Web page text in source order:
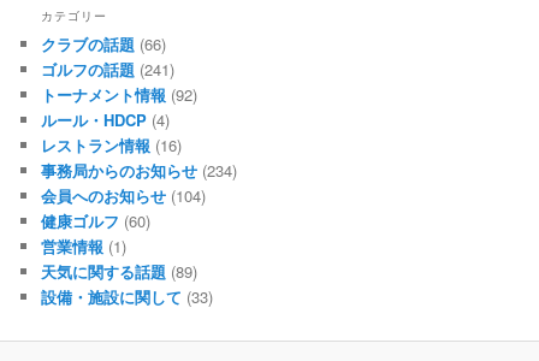
カテゴリー
クラブの話題 (66)
ゴルフの話題 (241)
トーナメント情報 (92)
ルール・HDCP (4)
レストラン情報 (16)
事務局からのお知らせ (234)
会員へのお知らせ (104)
健康ゴルフ (60)
営業情報 (1)
天気に関する話題 (89)
設備・施設に関して (33)